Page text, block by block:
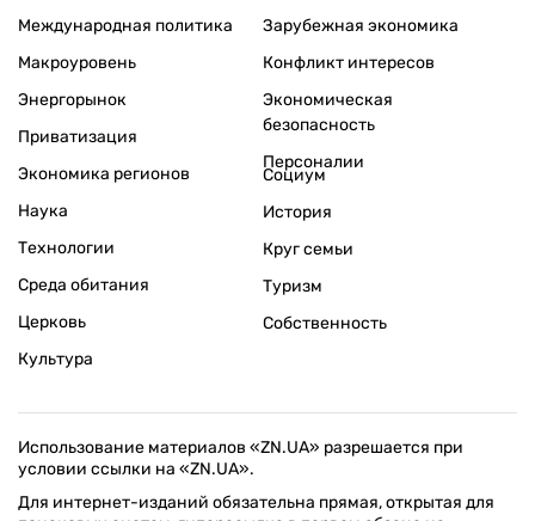
Международная политика
Макроуровень
Энергорынок
Приватизация
Экономика регионов
Зарубежная экономика
Конфликт интересов
Экономическая
безопасность
Персоналии
Наука
Технологии
Среда обитания
Церковь
Культура
Социум
История
Круг семьи
Туризм
Собственность
Использование материалов «ZN.UA» разрешается при
условии ссылки на «ZN.UA».
Для интернет-изданий обязательна прямая, открытая для